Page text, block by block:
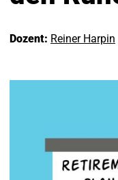
Dozent: Reiner Harpin